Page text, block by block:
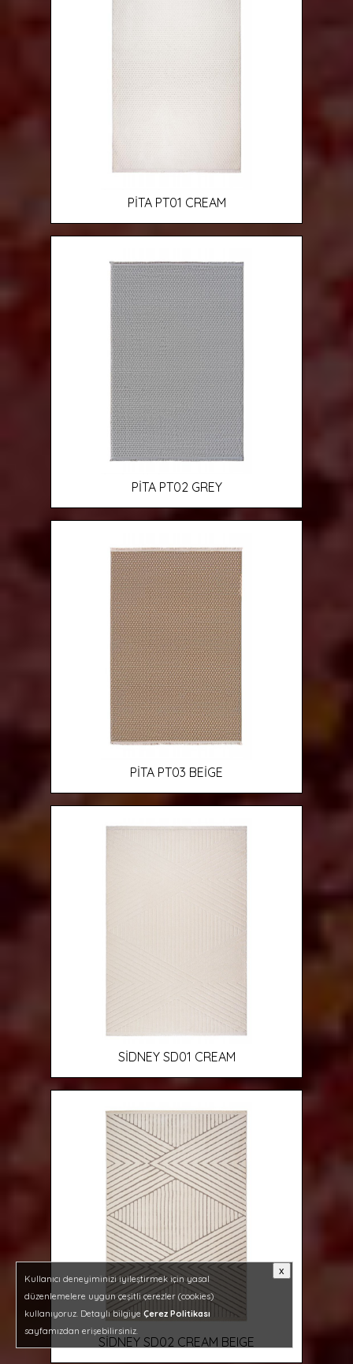
PİTA PT01 CREAM
PİTA PT02 GREY
PİTA PT03 BEİGE
SİDNEY SD01 CREAM
SİDNEY SD02 CREAM BEIGE
Kullanıcı deneyiminizi iyileştirmek için yasal
düzenlemelere uygun çeşitli çerezler (cookies)
kullanıyoruz. Detaylı bilgiye Çerez Politikası
sayfamızdan erişebilirsiniz.
x